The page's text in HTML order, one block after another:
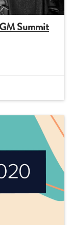
Summit